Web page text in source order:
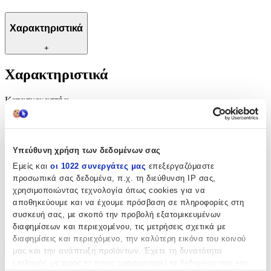
Υπεύθυνη χρήση των δεδομένων σας
Εμείς και οι 1022 συνεργάτες μας επεξεργαζόμαστε
προσωπικά σας δεδομένα, π.χ. τη διεύθυνση IP σας,
χρησιμοποιώντας τεχνολογία όπως cookies για να
αποθηκεύουμε και να έχουμε πρόσβαση σε πληροφορίες στη
συσκευή σας, με σκοπό την προβολή εξατομικευμένων
διαφημίσεων και περιεχομένου, τις μετρήσεις σχετικά με
διαφημίσεις και περιεχόμενο, την καλύτερη εικόνα του κοινού
μας και την ανάπτυξη προϊόντων. Έχετε τη δυνατότητα
Χαρακτηριστικά
+
Χαρακτηριστικά
Κατασκευαστής:
Μουσικό Κουτί
Αξιολογήσεις
Προς το παρόν δεν υπάρχουν άλλες αξιολογήσεις. Όταν
προστεθούν, θα εμφανιστούν εδώ.
Πώς υπολογίζεται η βαθμολογία